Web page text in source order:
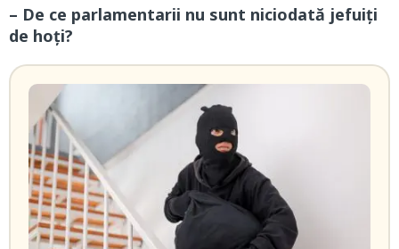
– De ce parlamentarii nu sunt niciodată jefuiți
de hoți?